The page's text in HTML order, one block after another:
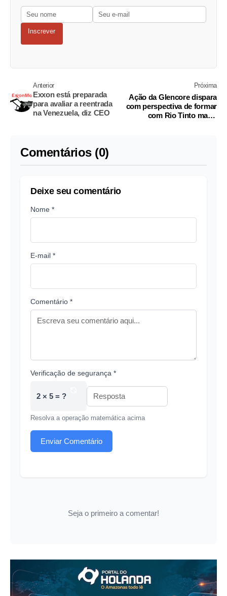
Inscrever
Anterior
Exxon está preparada
para avaliar a reentrada
na Venezuela, diz CEO
Próxima
Ação da Glencore dispara
com perspectiva de formar
com Rio Tinto maior
Comentários (0)
Deixe seu comentário
Nome *
E-mail *
Comentário *
Verificação de segurança *
2 × 5 = ?
Resolva a operação matemática acima
Enviar Comentário
Seja o primeiro a comentar!